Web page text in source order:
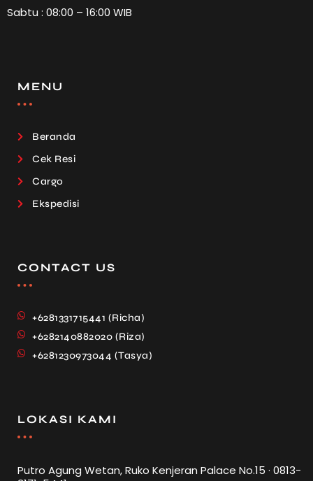
Sabtu : 08:00 – 16:00 WIB
MENU
Beranda
Cek Resi
Cargo
Ekspedisi
CONTACT US
+6281331715441 (Richa)
+6282140882020 (Riza)
+6281230973044 (Tasya)
LOKASI KAMI
Putro Agung Wetan, Ruko Kenjeran Palace No.15 · 0813-